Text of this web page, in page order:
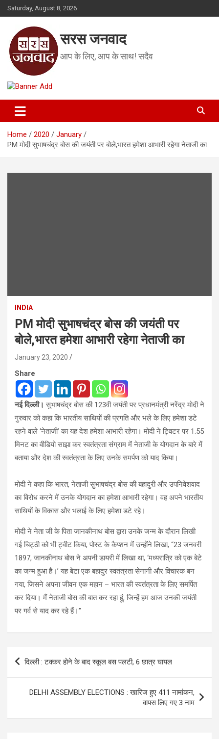
Skip
to
Saturday, August 8, 2026
सरस जनवाद
आप के लिए, आप के साथ! सदैव
Home 2020
January
PM मोदी सुभाषचंद्र बोस की जयंती पर बोले,भारत हमेशा आभारी रहेगा नेताजी का
INDIA
PM मोदी सुभाषचंद्र बोस की जयंती पर
बोले,भारत हमेशा आभारी रहेगा नेताजी का
January 23, 2020
Share
नई दिल्ली। सुभाषचंद्र बोस की 123वी जयंती पर प्रधानमंत्री नरेंद्र मोदी ने
गुरुवार को कहा कि भारतीय साथियों की प्रगति और भले के लिए हमेशा डटे
रहने वाले ‘नेताजी’ का यह देश हमेशा आभारी रहेगा। मोदी ने ट्विटर पर 1.55
मिनट का वीडियो साझा कर स्वतंत्रता संग्राम में नेताजी के योगदान के बारे में
बताया और देश की स्वतंत्रता के लिए उनके समर्पण को याद किया।
मोदी ने कहा कि भारत, नेताजी सुभाषचंद्र बोस की बहादुरी और उपनिवेशवाद
का विरोध करने में उनके योगदान का हमेशा आभारी रहेगा। वह अपने भारतीय
साथियों के विकास और भलाई के लिए हमेशा डटे रहे।
मोदी ने नेता जी के पिता जानकीनाथ बोस द्वारा उनके जन्म के दौरान लिखी
गई चिट्ठी को भी ट्वीट किया, पोस्ट के कैप्शन में उन्होंने लिखा, “23 जनवरी
1897, जानकीनाथ बोस ने अपनी डायरी में लिखा था, ‘मध्यरात्रि को एक बेटे
का जन्म हुआ है।’ यह बेटा एक बहादुर स्वतंत्रता सेनानी और विचारक बन
गया, जिसने अपना जीवन एक महान – भारत की स्वतंत्रता के लिए समर्पित
कर दिया। मैं नेताजी बोस की बात कर रहा हूं, जिन्हें हम आज उनकी जयंती
पर गर्व से याद कर रहे हैं।”
Post
दिल्ली : टक्कर होने के बाद स्कूल बस पलटी, 6 छात्र घायल
DELHI ASSEMBLY ELECTIONS : खारिज हुए 411 नामांकन,
वापस लिए गए 3 नाम